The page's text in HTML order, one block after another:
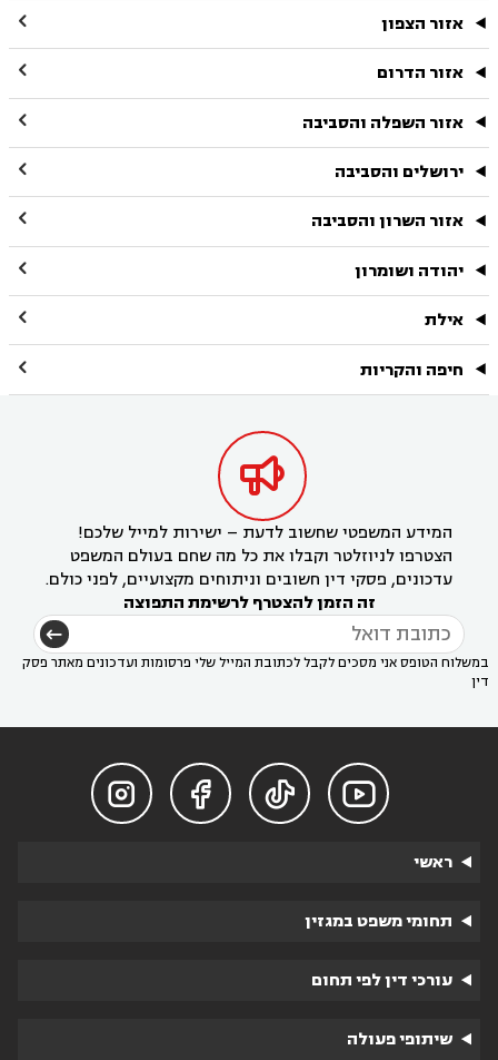
אזור הצפון 
אזור הדרום 
אזור השפלה והסביבה 
ירושלים והסביבה 
אזור השרון והסביבה 
יהודה ושומרון 
אילת 
חיפה והקריות 

המידע המשפטי שחשוב לדעת – ישירות למייל שלכם!
הצטרפו לניוזלטר וקבלו את כל מה שחם בעולם המשפט
עדכונים, פסקי דין חשובים וניתוחים מקצועיים, לפני כולם.
זה הזמן להצטרף לרשימת התפוצה
במשלוח הטופס אני מסכים לקבל לכתובת המייל שלי פרסומות ועדכונים מאתר פסק
דין




ראשי
תחומי משפט במגזין
עורכי דין לפי תחום
שיתופי פעולה